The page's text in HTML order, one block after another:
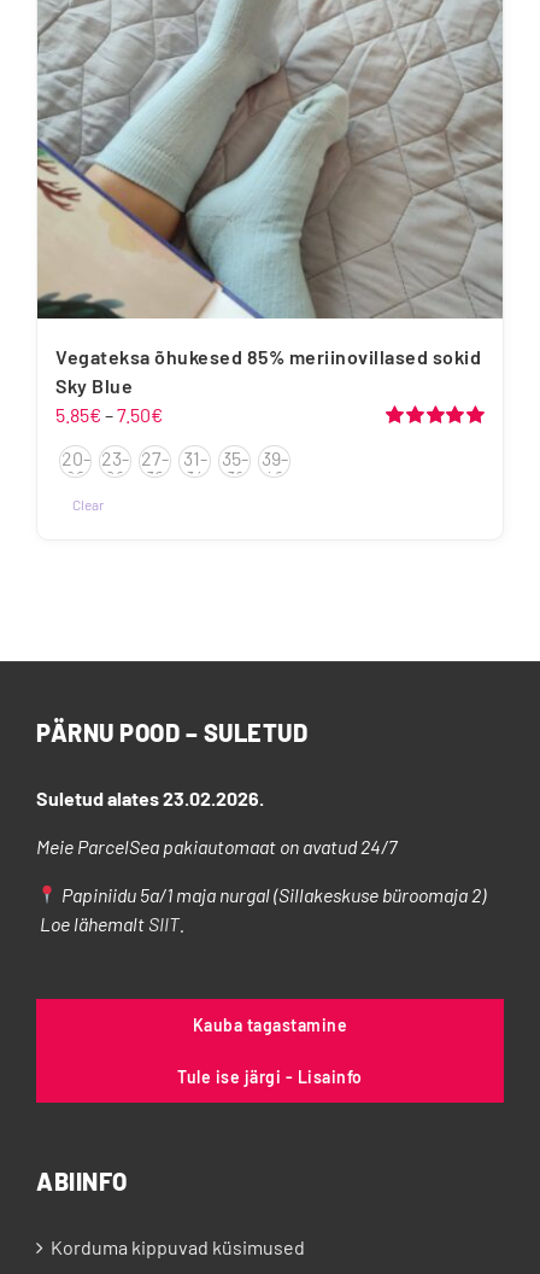
Vegateksa õhukesed 85% meriinovillased sokid
Sky Blue
5.85€ –7.50€
5.85€
kuni
20-
22
23-
26
27-
30
31-
34
35-
38
39-
42
Clear
teha
PÄRNU POOD – SULETUD
Suletud alates 23.02.2026.
Meie ParcelSea pakiautomaat on avatud 24/7
Papiniidu 5a/1 maja nurgal (Sillakeskuse büroomaja 2)
Loe lähemaltSIIT.
Kauba tagastamine
Tule ise järgi - Lisainfo
ABIINFO
Korduma kippuvad küsimused